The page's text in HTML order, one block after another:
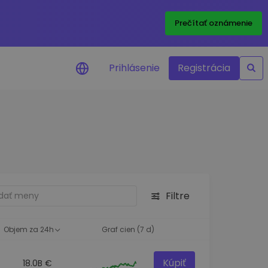
Prečítať oznámenie
príležitosti
pre optimálny
Prihlásenie Registrácia
Filtre
Objem za 24h Graf cien (7 d)
18.0B € Kúpiť